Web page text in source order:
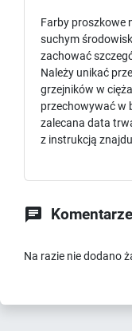
Farby proszkowe
suchym
zachować
Należy unikać
grzejników w
przechowywać w
zalecana data
z instrukcją

Na razie nie dodano